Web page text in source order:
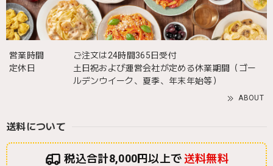
営業時間
ご注文は24時間365日受付
定休日
土日祝および運営会社が定める休業期間（ゴー
ルデンウイーク、夏季、年末年始等）
ABOUT
送料について
税込合計8,000円以上で送料無料